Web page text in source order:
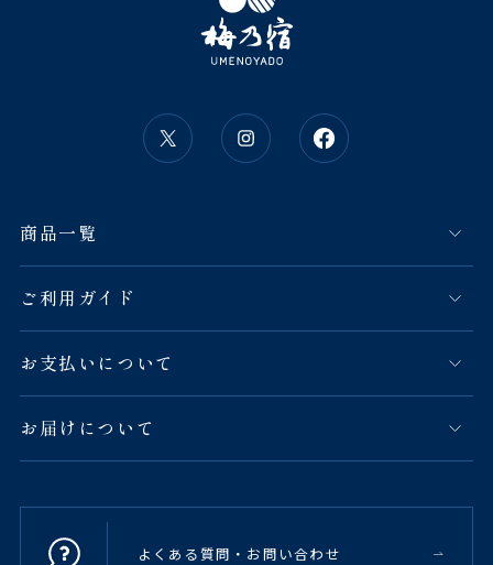
商品一覧
ご利用ガイド
お支払いについて
お届けについて
よくある質問・お問い合わせ